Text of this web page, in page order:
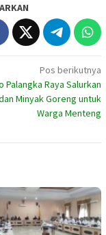
Pos berikutnya
Palangka Raya Salurkan
Minyak Goreng untuk
Warga Menteng